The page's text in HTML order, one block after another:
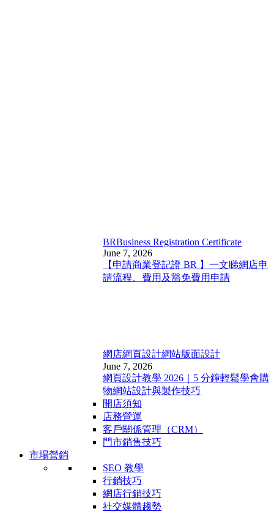
BRBusiness Registration Certificate
June 7, 2026
【申請商業登記證 BR 】一文睇網店申
請流程、費用及豁免費用申請
網店網頁設計網站版面設計
June 7, 2026
網頁設計教學 2026｜5 分鐘輕鬆學會購
物網站設計與製作技巧
開店須知
店務營運
客戶關係管理（CRM）
門市銷售技巧
市場營銷
SEO 教學
行銷技巧
網店行銷技巧
社交媒體趨勢